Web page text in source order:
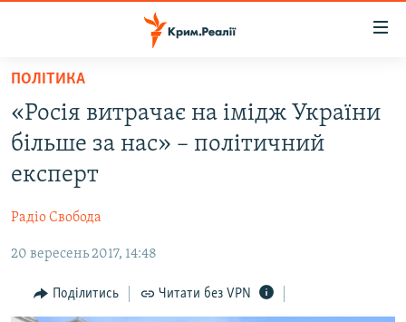
Перейти
основного
матеріалу
до
основної
Перейти
пошуку
ВОДА.КРИМ
БЛОГИ
ПОГЛЯД
ІНТЕРВ'Ю
ПОЛІТИКА
«Росія витрачає на імідж України
більше за нас» – політичний
експерт
Радіо Свобода
20 вересень 2017, 14:48
Поділитись Читати без VPN